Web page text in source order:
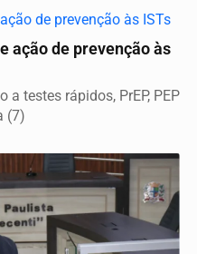
ação de prevenção às
testes rápidos, PrEP, PEP
(7)